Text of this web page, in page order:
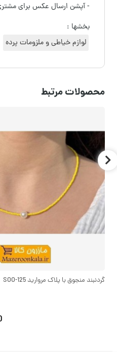
- آپشن ارسال عکس برای
بخشها :
لوازم خیاطی و ملزومات پرده
محصولات مرتبط
گردنبند منجوق با پلاک مروارید SOO-125